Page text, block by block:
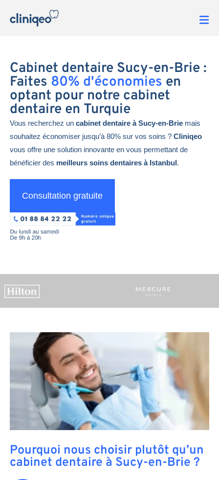
Cabinet dentaire Sucy-en-Brie :
Faites 80% d'économies en
optant pour notre cabinet
dentaire en Turquie
Vous recherchez un cabinet dentaire à Sucy-en-Brie mais
souhaitez économiser jusqu’à 80% sur vos soins ? Cliniqeo
vous offre une solution innovante en vous permettant de
bénéficier des meilleurs soins dentaires à Istanbul.
Consultation gratuite
Pourquoi nous choisir plutôt qu’un
cabinet dentaire à Sucy-en-Brie ?